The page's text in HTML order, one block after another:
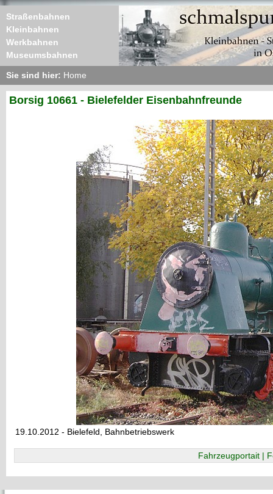
Straßenbahnen
Kleinbahnen
Werkbahnen
Museumsbahnen
Sie sind hier: Home
Borsig 10661 - Bielefelder Eisenbahnfreunde
19.10.2012 - Bielefeld, Bahnbetriebswerk
Fahrzeugportait |